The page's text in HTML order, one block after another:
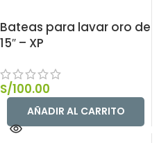
Bateas para lavar oro de
15″ – XP
S/100.00
AÑADIR AL CARRITO